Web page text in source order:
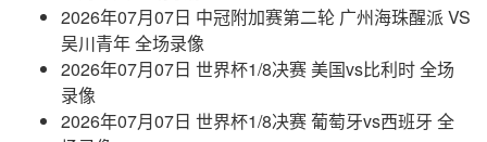
2026年07月07日 中冠附加赛第二轮 广州海珠醒派 VS
吴川青年 全场录像
2026年07月07日 世界杯1/8决赛 美国vs比利时 全场
录像
2026年07月07日 世界杯1/8决赛 葡萄牙vs西班牙 全